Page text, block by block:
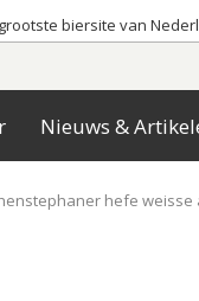
biersite van
Nieuws &
hefe weisse